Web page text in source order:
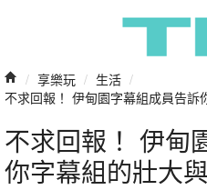
/ 享樂玩 / 生活 /
不求回報！ 伊甸園字幕組成員告訴
不求回報！ 伊甸
你字幕組的壯大